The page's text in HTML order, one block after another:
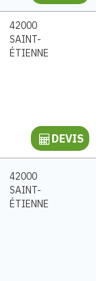
42000
SAINT-
ÉTIENNE
DEVIS
42000
SAINT-
ÉTIENNE